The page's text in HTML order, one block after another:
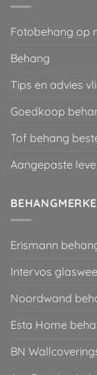
Fotobehang op
Behang
Tips en advies
Goedkoop
Tof behang
Aangepaste
Erismann
Intervos
Noordwand
Esta Home
BN